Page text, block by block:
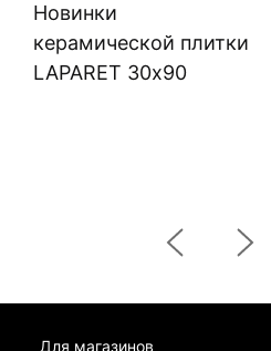
Новинки
керамической плитки
LAPARET 30х90
Для магазинов